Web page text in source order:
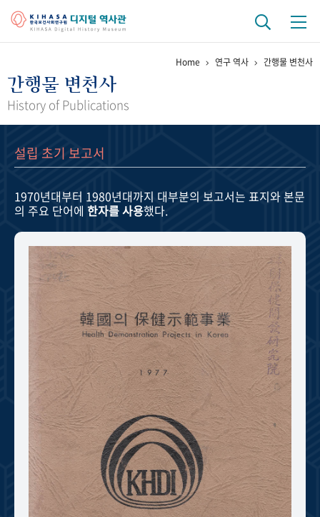
걸어온 길 기관 변천사
정책과 연구 키워드로 보는 연구 역사
연구자들
기록물 아카이브
사진 아카이브 문서 기록물 행정박물 영상 기록물
주년 기념
성과 50선 숫자로 보는 50년 50+1주년 광장
세계와 함께 한 KIHASA
VR 역사관
Home 연구 역사 간행물 변천사
간행물 변천사
History of Publications
설립 초기 보고서
1970년대부터 1980년대까지 대부분의 보고서는 표지와 본문
의 주요 단어에 한자를 사용했다.